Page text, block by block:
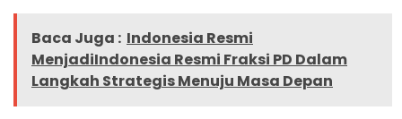
Baca Juga : Indonesia Resmi
MenjadiIndonesia Resmi Fraksi PD Dalam
Langkah Strategis Menuju Masa Depan